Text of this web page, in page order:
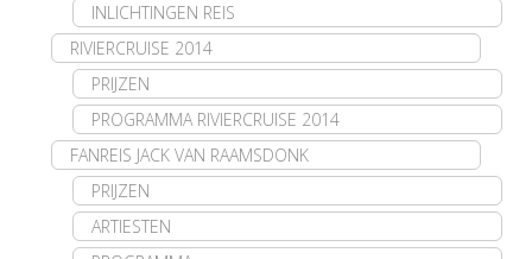
INLICHTINGEN REIS
RIVIERCRUISE 2014
PRIJZEN
PROGRAMMA RIVIERCRUISE 2014
FANREIS JACK VAN RAAMSDONK
PRIJZEN
ARTIESTEN